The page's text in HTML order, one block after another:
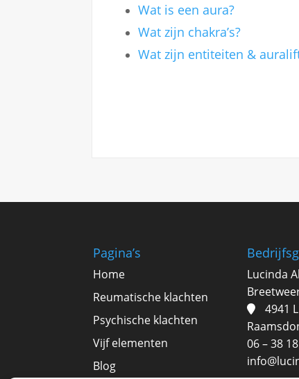
Wat is een aura?
Wat zijn chakra’s?
Wat zijn entiteiten &
Pagina’s
Home
Reumatische klachten
Psychische klachten
Vijf elementen
Blog
Lucinda
4941
06 – 38